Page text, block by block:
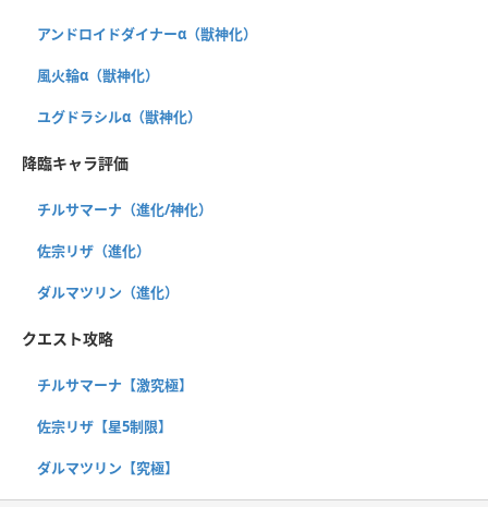
アンドロイドダイナーα（獣神化）
風火輪α（獣神化）
ユグドラシルα（獣神化）
降臨キャラ評価
チルサマーナ（進化/神化）
佐宗リザ（進化）
ダルマツリン（進化）
クエスト攻略
チルサマーナ【激究極】
佐宗リザ【星5制限】
ダルマツリン【究極】